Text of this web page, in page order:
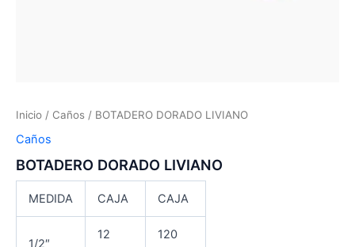
Inicio / Caños / BOTADERO DORADO LIVIANO
Caños
BOTADERO DORADO LIVIANO
MEDIDA CAJA CAJA
1/2″
12
120